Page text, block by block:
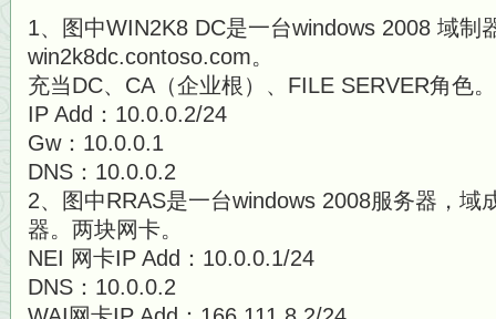
1、图中WIN2K8 DC是一台windows 2008 域制
win2k8dc.contoso.com。
充当DC、CA（企业根）、FILE SERVER角色。
IP Add：10.0.0.2/24
Gw：10.0.0.1
DNS：10.0.0.2
2、图中RRAS是一台windows 2008服务器，域
器。两块网卡。
NEI 网卡IP Add：10.0.0.1/24
DNS：10.0.0.2